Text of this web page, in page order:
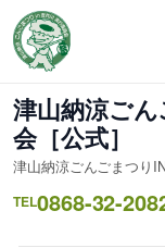
容
を
ス
キ
ッ
プ
津山納涼ご
会［公式］
津山納涼ごんごまつり
TEL0868-32-